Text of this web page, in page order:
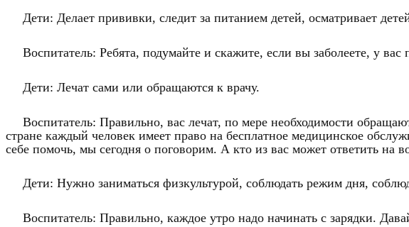
Дети: Делает прививки, следит за питанием детей, осматривает
Воспитатель: Ребята, подумайте и скажите, если вы заболеете, у
Дети: Лечат сами или обращаются к врачу.
Воспитатель: Правильно, вас лечат, по мере необходимости
стране каждый человек имеет право на бесплатное медицинское
себе помочь, мы сегодня о поговорим. А кто из вас может ответить на
Дети: Нужно заниматься физкультурой, соблюдать режим дня,
Воспитатель: Правильно, каждое утро надо начинать с зарядки.